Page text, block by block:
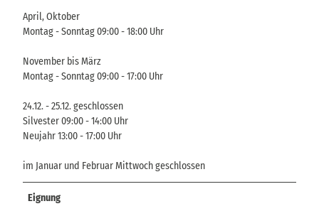
April, Oktober
Montag - Sonntag 09:00 - 18:00 Uhr
November bis März
Montag - Sonntag 09:00 - 17:00 Uhr
24.12. - 25.12. geschlossen
Silvester 09:00 - 14:00 Uhr
Neujahr 13:00 - 17:00 Uhr
im Januar und Februar Mittwoch geschlossen
Eignung